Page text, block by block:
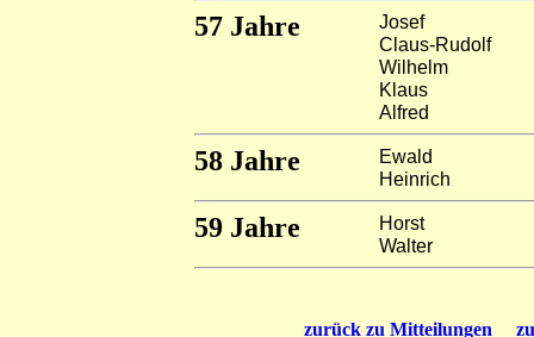
57 Jahre
Josef
Claus-Rudolf
Wilhelm
Klaus
Alfred
58 Jahre
Ewald
Heinrich
59 Jahre
Horst
Walter
zurück zu Mitteilungen